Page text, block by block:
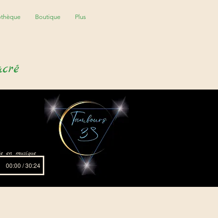
Boutique Plus
en musique
00:00 / 30:24